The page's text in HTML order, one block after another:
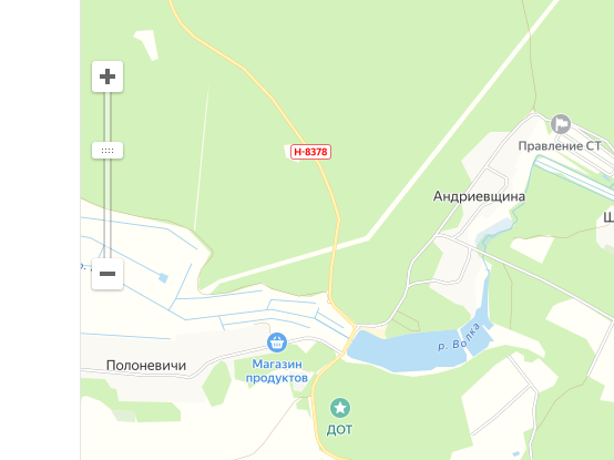
лестница на второй мансардный этаж.
Во входной комнате стены и потолок отделаны вагонкой
Имеется шкаф-купе Senator. Вход в жилые комнаты.
В жилых комнатах стены из вагонки окрашенной молочно-
декоративная фанера.
В одной из комнат вход в глубокий сухой погреб.
Двери в жилые комнаты раздвижные.
Отопление печное. Новая печь с зоной готовки и сушки.
Перекрытие между 1 и 2 этажами засыпано опилками,
Мансардный этаж требует обустройства под нового
К дому пристроен вместительный гараж.